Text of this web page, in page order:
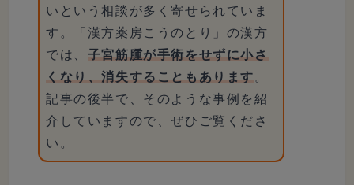
いという相談が多く寄せられていま
す。「漢方薬房こうのとり」の漢方
では、 子宮筋腫が手術をせずに小さ
くなり、消失することもあります。
記事の後半で、そのような事例を紹
介していますので、ぜひご覧くださ
い。